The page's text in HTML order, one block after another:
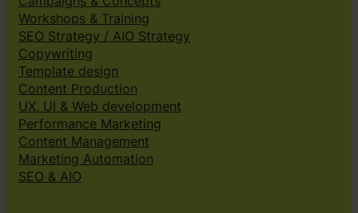
Workshops & Training
SEO Strategy / AIO Strategy
Copywriting
Template design
Content Production
UX, UI & Web development
Performance Marketing
Content Management
Marketing Automation
SEO & AIO